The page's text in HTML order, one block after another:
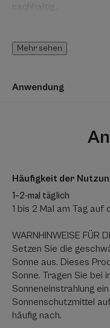
nachhaltig.
Vorteil
einer patentierten
Haut.
• ANTI-ROTE UND
oberflächliche
• SCHÜTZT die Haut,
ausgesetzt ist, mit
50+.
*** Zum Patent angemeldet
Mehr sehen
Anwendung
Häufigkeit der
1–2-mal täglich
1 bis 2 Mal am Tag
WARNHINWEISE FÜR
Setzen Sie die
Sonne aus. Dieses
Sonne. Tragen Sie bei
Sonneneinstrahlung
Sonnenschutzmittel
häufig nach.